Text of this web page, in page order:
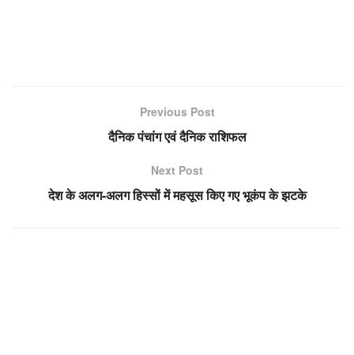
Previous Post
दैनिक पंचांग एवं दैनिक राशिफल
Next Post
देश के अलग-अलग हिस्सों में महसूस किए गए भूकंप के झटके